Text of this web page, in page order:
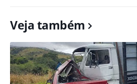
Veja também